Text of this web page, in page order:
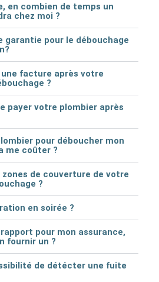
en combien de temps un
chez moi ?
garantie pour le débouchage
facture après votre
?
payer votre plombier après
pour déboucher mon
me coûter ?
zones de couverture de votre
?
en soirée ?
pour mon assurance,
fournir un ?
de détécter une fuite